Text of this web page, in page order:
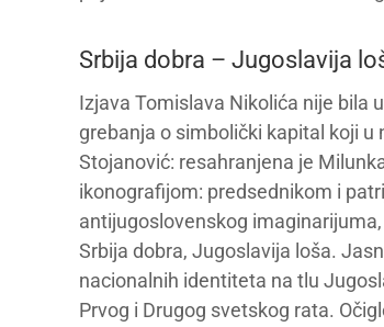
Srbija dobra – Jugoslavija
Izjava Tomislava Nikolića nije bila
grebanja o simbolički kapital koji u
Stojanović: resahranjena je
ikonografijom: predsednikom i
antijugoslovenskog
Srbija dobra, Jugoslavija loša.
nacionalnih identiteta na tlu
Prvog i Drugog svetskog rata.